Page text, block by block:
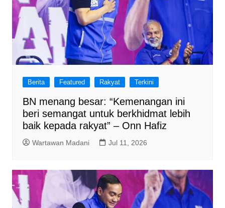
Berita Featured Rakyat Terkini
BN menang besar: “Kemenangan ini
beri semangat untuk berkhidmat lebih
baik kepada rakyat” – Onn Hafiz
Wartawan Madani Jul 11, 2026